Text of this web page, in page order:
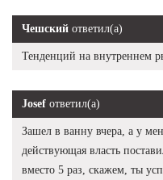
Чешский ответил(а)
Тенденций на внутреннем
Josef ответил(а)
Зашел в ванну вчера, а у
действующая власть
вместо 5 раз, скажем, ты